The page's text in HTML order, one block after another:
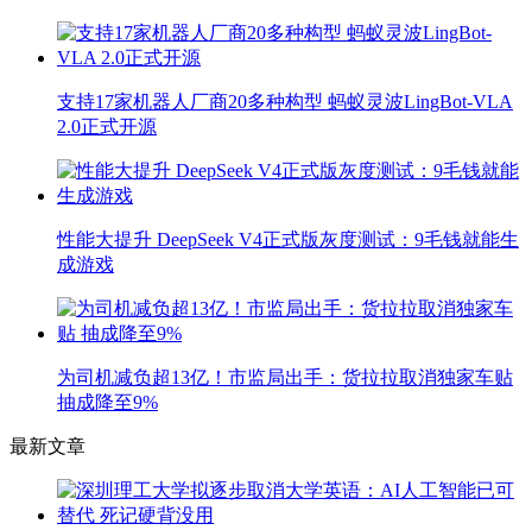
支持17家机器人厂商20多种构型 蚂蚁灵波LingBot-VLA
2.0正式开源
性能大提升 DeepSeek V4正式版灰度测试：9毛钱就能生
成游戏
为司机减负超13亿！市监局出手：货拉拉取消独家车贴
抽成降至9%
最新文章